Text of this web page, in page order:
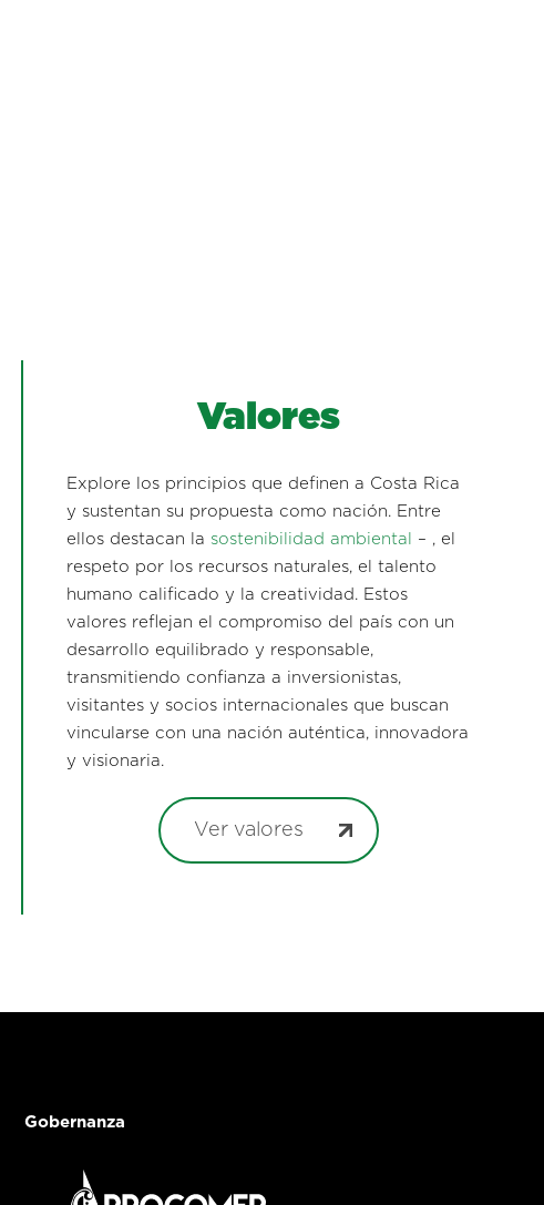
Valores
Explore los principios que definen a Costa Rica
y sustentan su propuesta como nación. Entre
ellos destacan la sostenibilidad ambiental
– , el
respeto por los recursos naturales, el talento
humano calificado y la creatividad. Estos
valores reflejan el compromiso del país con un
desarrollo equilibrado y responsable,
transmitiendo confianza a inversionistas,
visitantes y socios internacionales que buscan
vincularse con una nación auténtica, innovadora
y visionaria.
Ver valores
Gobernanza